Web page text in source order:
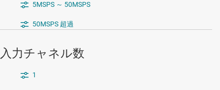
5MSPS ～ 50MSPS
50MSPS 超過
入力チャネル数
1